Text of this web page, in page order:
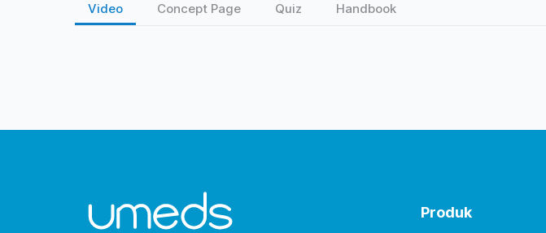
Video Concept Page Quiz Handbook
Produk